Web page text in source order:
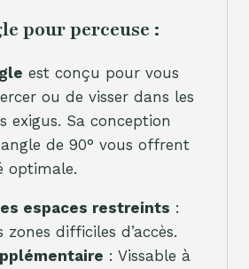
pour perceuse :
est conçu pour vous
ou de visser dans les
exigus. Sa conception
de 90° vous offrent
optimale.
espaces restreints :
zones difficiles d’accès.
: Vissable à